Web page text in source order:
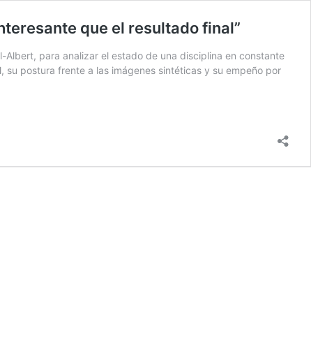
que el resultado final”
Albert, para analizar el estado de una disciplina en constante
postura frente a las imágenes sintéticas y su empeño por